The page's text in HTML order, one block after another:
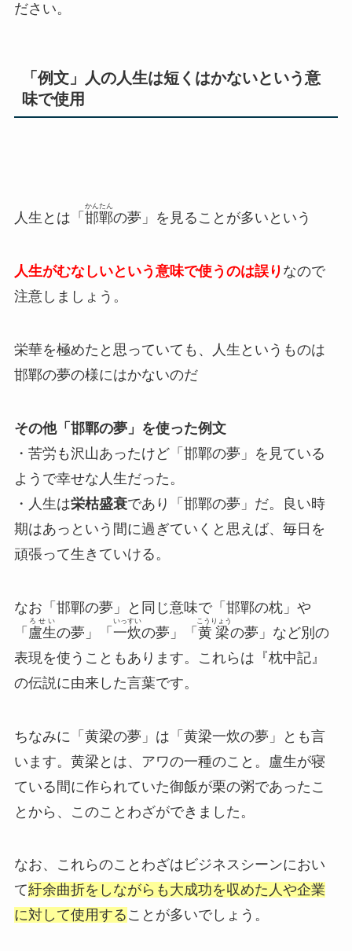
ださい。
「例文」人の人生は短くはかないという意
味で使用
人生とは「 邯鄲
かんたん
の夢」を見ることが多いという
人生がむなしいという意味で使うのは誤り なので
注意しましょう。
栄華を極めたと思っていても、人生というものは
邯鄲の夢の様にはかないのだ
その他「邯鄲の夢」を使った例文
・苦労も沢山あったけど「邯鄲の夢」を見ている
ようで幸せな人生だった。
・人生は栄枯盛衰であり「邯鄲の夢」だ。良い時
期はあっという間に過ぎていくと思えば、毎日を
頑張って生きていける。
なお「邯鄲の夢」と同じ意味で「邯鄲の枕」や
「 盧生
ろせい
の夢」「 一炊
いっすい
の夢」「 黄梁
こうりょう
の夢」など別の
表現を使うこともあります。これらは『枕中記』
の伝説に由来した言葉です。
ちなみに「黄梁の夢」は「黄梁一炊の夢」とも言
います。黄梁とは、アワの一種のこと。盧生が寝
ている間に作られていた御飯が栗の粥であったこ
とから、このことわざができました。
なお、これらのことわざはビジネスシーンにおい
て紆余曲折をしながらも大成功を収めた人や企業
に対して使用する ことが多いでしょう。